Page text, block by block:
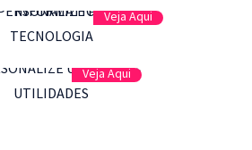
Veja Aqui
TECNOLOGIA
Veja Aqui
UTILIDADES